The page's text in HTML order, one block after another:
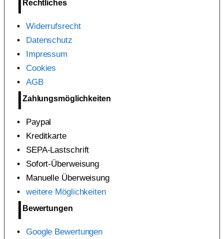
Rechtliches
Widerrufsrecht
Datenschutz
Impressum
Cookies
AGB
Zahlungsmöglichkeiten
Paypal
Kreditkarte
SEPA-Lastschrift
Sofort-Überweisung
Manuelle Überweisung
weitere Möglichkeiten
Bewertungen
Google Bewertungen